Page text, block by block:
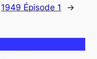
1949 Épisode 1
→